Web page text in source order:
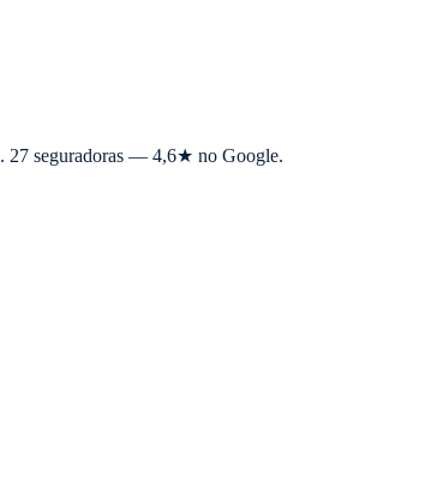
27 seguradoras — 4,6★ no Google.